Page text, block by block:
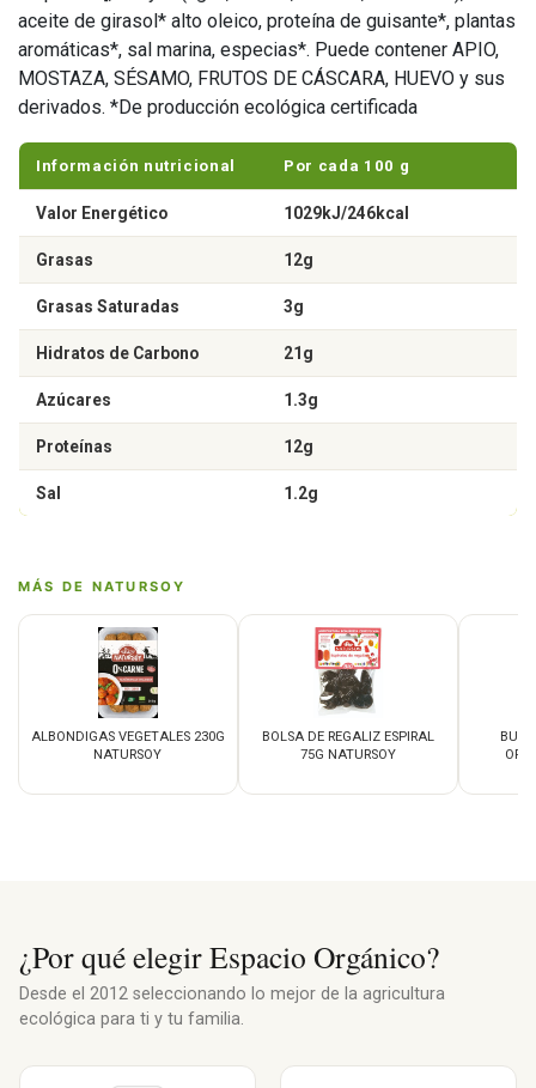
aceite de girasol* alto oleico, proteína de guisante*, plantas
aromáticas*, sal marina, especias*. Puede contener APIO,
MOSTAZA, SÉSAMO, FRUTOS DE CÁSCARA, HUEVO y sus
derivados. *De producción ecológica certificada
Información nutricional Por cada 100 g
Valor Energético 1029kJ/246kcal
Grasas 12g
Grasas Saturadas 3g
Hidratos de Carbono 21g
Azúcares 1.3g
Proteínas 12g
Sal 1.2g
MÁS DE NATURSOY
ALBONDIGAS VEGETALES 230G
NATURSOY
BOLSA DE REGALIZ ESPIRAL
75G NATURSOY
¿Por qué elegir Espacio Orgánico?
Desde el 2012 seleccionando lo mejor de la agricultura
ecológica para ti y tu familia.